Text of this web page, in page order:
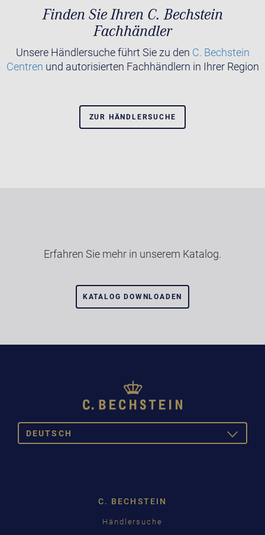
Finden Sie Ihren C. Bechstein
Fachhändler
Unsere Händlersuche führt Sie zu den C. Bechstein
Centren und autorisierten Fachhändlern in Ihrer Region
ZUR HÄNDLERSUCHE
Erfahren Sie mehr in unserem Katalog.
KATALOG DOWNLOADEN
DEUTSCH
TOGGLE
C. BECHSTEIN
Händlersuche